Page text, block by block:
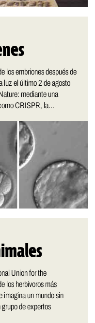
los embriones después de
luz el último 2 de agosto
mediante una
CRISPR, la...
Union for the
los herbívoros más
un mundo sin
de expertos